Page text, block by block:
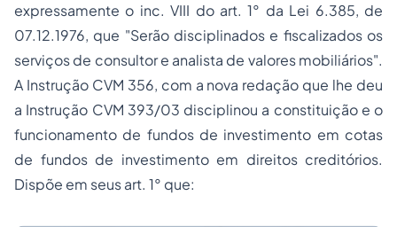
expressamente o inc. VIII do art. 1° da Lei 6.385, de
07.12.1976, que "Serão disciplinados e fiscalizados os
serviços de consultor e analista de valores mobiliários".
A Instrução CVM 356, com a nova redação que lhe deu
a Instrução CVM 393/03 disciplinou a constituição e o
funcionamento de fundos de investimento em cotas
de fundos de investimento em direitos creditórios.
Dispõe em seus art. 1° que: